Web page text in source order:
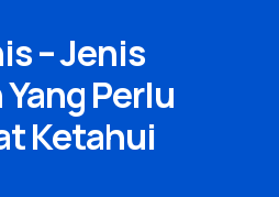
– Jenis
Perlu
Ketahui